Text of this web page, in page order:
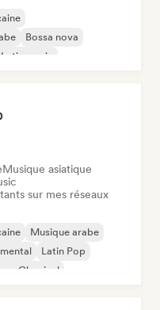
Bossa nova
Latin music
Musique asiatique
sur mes réseaux
Musique arabe
Latin Pop
Classical